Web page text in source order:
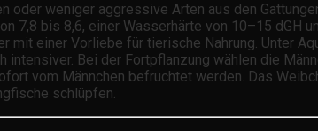
weniger aggressive Arten aus den
7,8 bis 8,6, einer Wasserhärte von 10–15 dGH
einer Vorliebe für tierische Nahrung. Unter
Bei der Fortpflanzung wählen die
vom Männchen befruchtet werden. Das
schlüpfen.